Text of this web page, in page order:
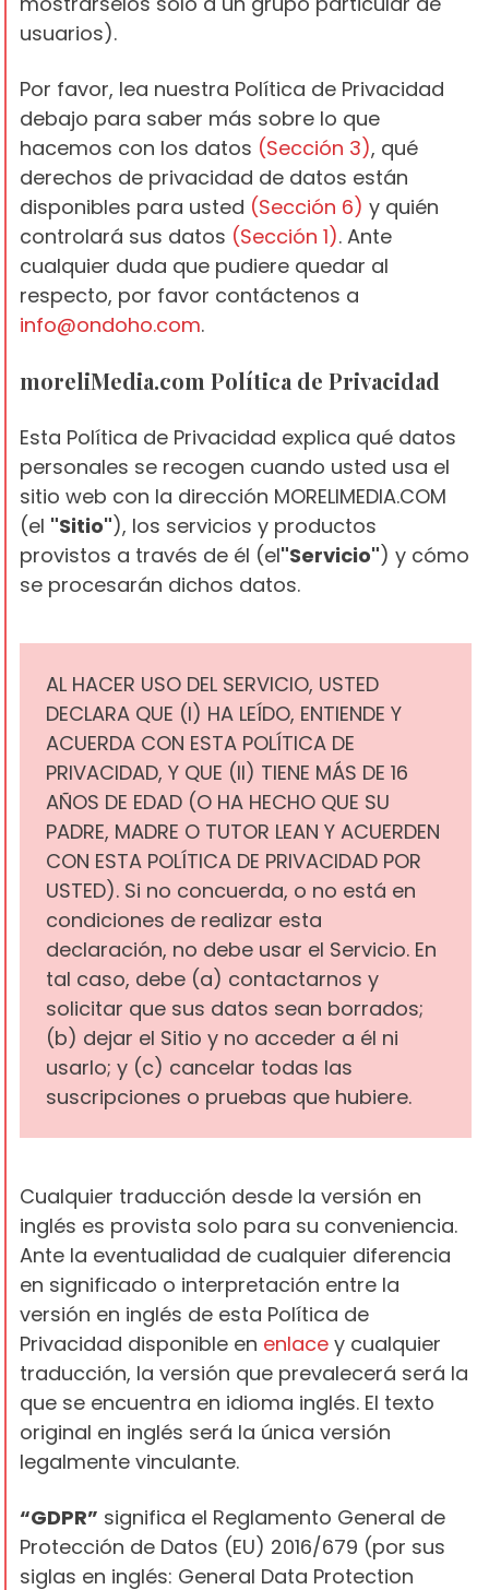
usuarios).
Por favor, lea nuestra Política de Privacidad
debajo para saber más sobre lo que
hacemos con los datos (Sección 3), qué
derechos de privacidad de datos están
disponibles para usted (Sección 6) y quién
controlará sus datos (Sección 1). Ante
cualquier duda que pudiere quedar al
respecto, por favor contáctenos a
info@ondoho.com.
moreliMedia.com Política de Privacidad
Esta Política de Privacidad explica qué datos
personales se recogen cuando usted usa el
sitio web con la dirección MORELIMEDIA.COM
(el "Sitio"), los servicios y productos
provistos a través de él (el"Servicio") y cómo
se procesarán dichos datos.
AL HACER USO DEL SERVICIO, USTED
DECLARA QUE (I) HA LEÍDO, ENTIENDE Y
ACUERDA CON ESTA POLÍTICA DE
PRIVACIDAD, Y QUE (II) TIENE MÁS DE 16
AÑOS DE EDAD (O HA HECHO QUE SU
PADRE, MADRE O TUTOR LEAN Y ACUERDEN
CON ESTA POLÍTICA DE PRIVACIDAD POR
USTED). Si no concuerda, o no está en
condiciones de realizar esta
declaración, no debe usar el Servicio. En
tal caso, debe (a) contactarnos y
solicitar que sus datos sean borrados;
(b) dejar el Sitio y no acceder a él ni
usarlo; y (c) cancelar todas las
suscripciones o pruebas que hubiere.
Cualquier traducción desde la versión en
inglés es provista solo para su conveniencia.
Ante la eventualidad de cualquier diferencia
en significado o interpretación entre la
versión en inglés de esta Política de
Privacidad disponible en enlace y cualquier
traducción, la versión que prevalecerá será la
que se encuentra en idioma inglés. El texto
original en inglés será la única versión
legalmente vinculante.
“GDPR” significa el Reglamento General de
Protección de Datos (EU) 2016/679 (por sus
siglas en inglés: General Data Protection